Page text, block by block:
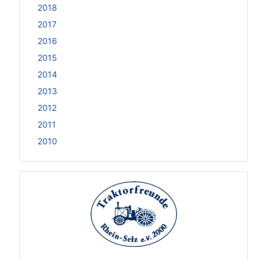
2018
2017
2016
2015
2014
2013
2012
2011
2010